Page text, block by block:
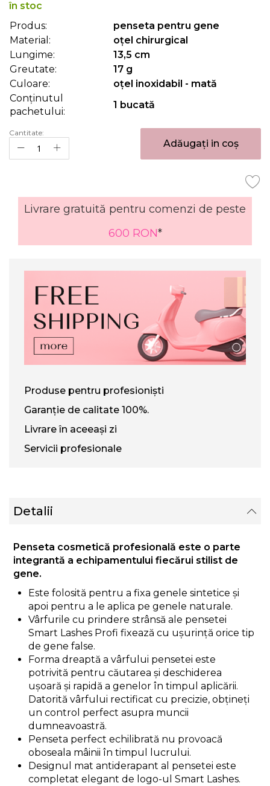
the
images
gallery
în stoc
Produs:
penseta pentru gene
Material:
oțel chirurgical
Lungime:
13,5 cm
Greutate:
17 g
Culoare:
oțel inoxidabil - mată
Conținutul
pachetului:
1 bucată
Cantitate:
Adăugați in coș
Livrare gratuită pentru comenzi de peste
600 RON*
Produse pentru profesioniști
Garanție de calitate 100%.
Livrare în aceeași zi
Servicii profesionale
Detalii
Penseta cosmetică profesională este o parte
integrantă a echipamentului fiecărui stilist de
gene.
Este folosită pentru a fixa genele sintetice și
apoi pentru a le aplica pe genele naturale.
Vârfurile cu prindere strânsă ale pensetei
Smart Lashes Profi fixează cu ușurință orice tip
de gene false.
Forma dreaptă a vârfului pensetei este
potrivită pentru căutarea și deschiderea
ușoară și rapidă a genelor în timpul aplicării.
Datorită vârfului rectificat cu precizie, obțineți
un control perfect asupra muncii
dumneavoastră.
Penseta perfect echilibrată nu provoacă
oboseala mâinii în timpul lucrului.
Designul mat antiderapant al pensetei este
completat elegant de logo-ul Smart Lashes.